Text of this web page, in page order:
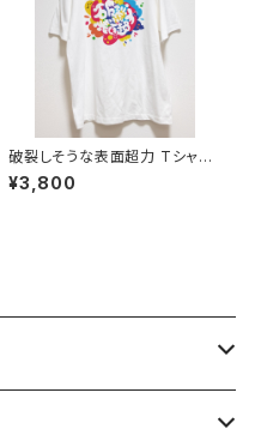
破裂しそうな表面超力 Tシャツ
6.2オンス
¥3,800